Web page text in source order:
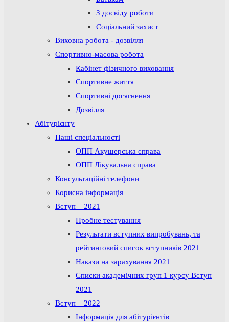
З досвіду роботи
Соціальний захист
Виховна робота - дозвілля
Спортивно-масова робота
Кабінет фізичного виховання
Спортивне життя
Спортивні досягнення
Дозвілля
Абітурієнту
Наші спеціальності
ОПП Акушерська справа
ОПП Лікувальна справа
Консультаційні телефони
Корисна інформація
Вступ – 2021
Пробне тестування
Результати вступних випробувань, та
рейтинговий список вступників 2021
Накази на зарахування 2021
Списки академічних груп 1 курсу Вступ
2021
Вступ – 2022
Інформація для абітурієнтів